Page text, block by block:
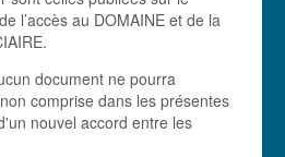
l’accès au DOMAINE et de la
document ne pourra
comprise dans les présentes
nouvel accord entre les